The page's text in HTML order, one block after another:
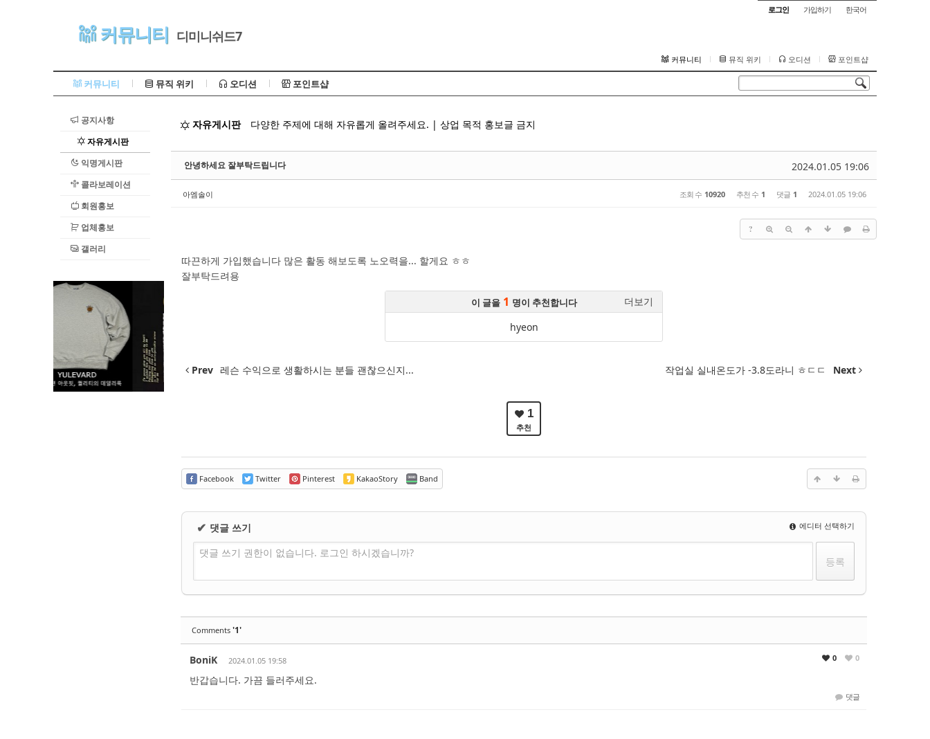
로그인 가입하기 한국어
커뮤니티 디미니쉬드7
커뮤니티 뮤직 위키 오디션 포인트샵
커뮤니티 뮤직 위키 오디션 포인트샵
공지사항
자유게시판
익명게시판
콜라보레이션
회원홍보
업체홍보
갤러리
자유게시판 다양한 주제에 대해 자유롭게 올려주세요. | 상업 목적 홍보글 금지
2024.01.05 19:06
안녕하세요 잘부탁드립니다
아엠솔이 조회 수 10920 추천 수 1 댓글 1 2024.01.05 19:06
?
따끈하게 가입했습니다 많은 활동 해보도록 노오력을... 할게요 ㅎㅎ
잘부탁드려용
이 글을 1 명이 추천합니다
더보기
hyeon
Prev 레슨 수익으로 생활하시는 분들 괜찮으신지... 작업실 실내온도가 -3.8도라니 ㅎㄷㄷ Next
1
추천
Facebook Twitter Pinterest KakaoStory Band
✔ 댓글 쓰기 에디터 선택하기
댓글 쓰기 권한이 없습니다. 로그인 하시겠습니까?
Comments '1'
BoniK 2024.01.05 19:58
반갑습니다. 가끔 들러주세요.
댓글
0 0
Sketchbook5, 스케치북5
Sketchbook5, 스케치북5